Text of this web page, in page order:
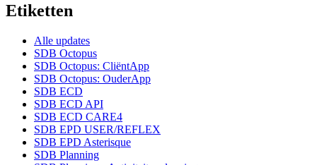
Etiketten
Alle updates
SDB Octopus
SDB Octopus: CliëntApp
SDB Octopus: OuderApp
SDB ECD
SDB ECD API
SDB ECD CARE4
SDB EPD USER/REFLEX
SDB EPD Asterisque
SDB Planning